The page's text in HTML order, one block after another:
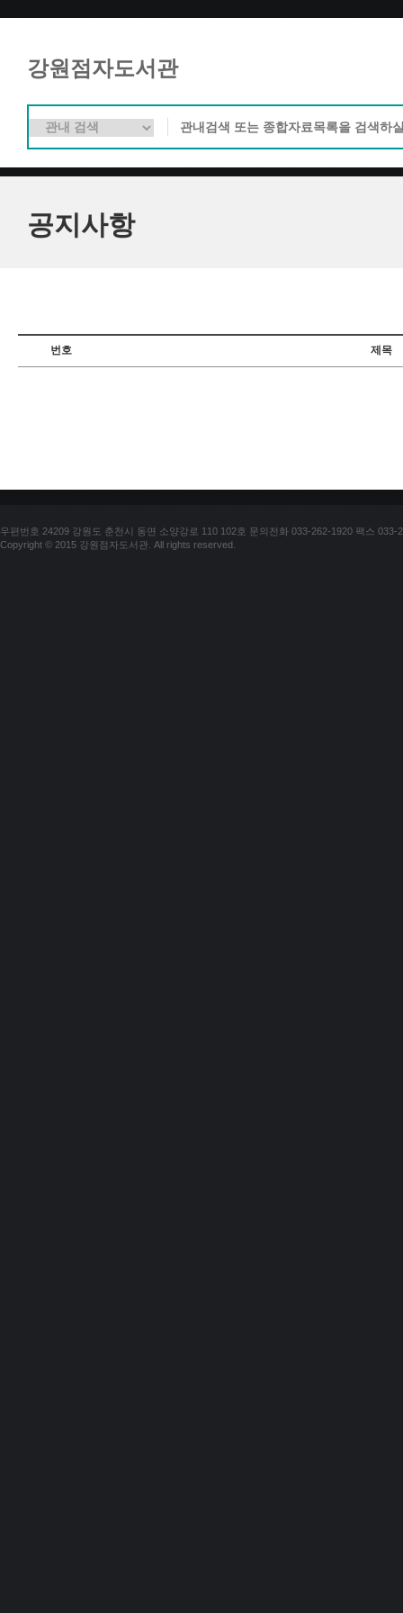
강원점자도서관
공지사항
번호 제목
우편번호 24209 강원도 춘천시 동면 소양강로 110 102호 문의전화 033-262-1920 팩스 033-
Copyright © 2015 강원점자도서관. All rights reserved.